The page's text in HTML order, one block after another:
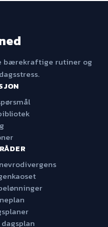
bærekraftige rutiner og